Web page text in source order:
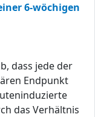
6-wöchigen
dass jede der
Endpunkt
das Verhältnis